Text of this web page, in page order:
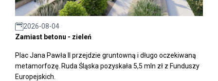
2026-08-04
Zamiast betonu - zieleń
Plac Jana Pawła II przejdzie gruntowną i długo oczekiwaną
metamorfozę. Ruda Śląska pozyskała 5,5 mln zł z Funduszy
Europejskich.